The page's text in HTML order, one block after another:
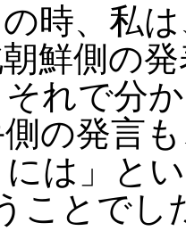
時、私は
鮮側の
れで分
の発言
は」と
ことでし